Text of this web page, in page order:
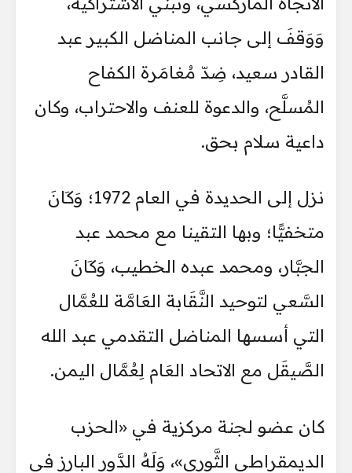
وَوَقفَ إلى جانب المناضل الكبير عبد
القادر سعيد، ضِدّ مُغامَرة الكفاح
المُسلَّح، والدعوة للعنف والاحتراب، وكان
داعية سلام بحق.
نزل إلى الحديدة في العام 1972؛ وَكَانَ
متخفيًّا؛ وبها التقينا مع محمد عبد
الجبَّار، ومحمد عبده الخطيب، وَكَانَ
السَّعي لتوحيد النَّقَابة العَامَّة للعُمَّال
التي أسسها المناضل التقدمي عبد الله
الصَّيقَل مع الاتحاد العَام لِعُمَّال اليمن.
كان عضو لجنة مركزية في «الحزب
الديمقراطي الثَّوري»، وَلَهُ الدَّور البارز في